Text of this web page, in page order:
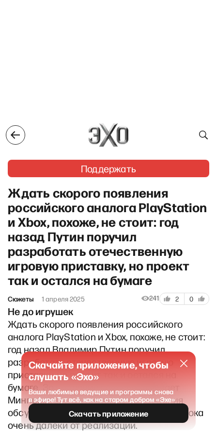
Поддержать
Ждать скорого появления
российского аналога PlayStation
и Xbox, похоже, не стоит: год
назад Путин поручил
разработать отечественную
игровую приставку, но проект
так и остался на бумаге
Сюжеты 1 апреля 2025 241 2 0
Не до игрушек
Ждать скорого появления российского
аналога PlayStation и Xbox, похоже, не стоит:
год назад Владимир Путин поручил
разработать отечественную игровую
приставку, но проект так и остался на
бумаге. За создание консоли отвечает
Минпромторг, а стратегию её создания
обсуждают в «Сколково», но все планы пока
очень далеки от реализации.
Скачайте приложение, чтобы
слушать «Эхо»
Ваши любимые ведущие и программы снова
в эфире! Тут всё, как на старом добром «Эхе»
Скачать приложение